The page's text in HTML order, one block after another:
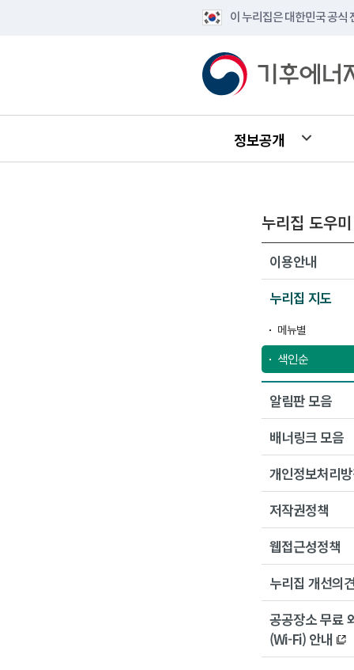
이 누리집은 대한민국 공식
정보공개
누리집 도우미
이용안내
누리집 지도
메뉴별
색인순
알림판 모음
배너링크 모음
개인정보처리
저작권정책
웹접근성정책
누리집 개선의
공공장소 무료
(Wi-Fi) 안내